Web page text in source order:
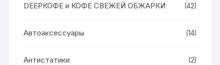
DEEPКОФЕ и КОФЕ СВЕЖЕЙ ОБЖАРКИ (42)
Автоаксессуары (14)
Антистатики (2)